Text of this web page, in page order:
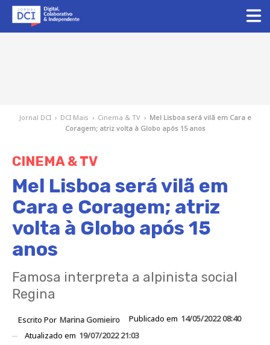
Jornal DCI › DCI Mais › Cinema & TV › Mel Lisboa será vilã em Cara e
Coragem; atriz volta à Globo após 15 anos
CINEMA & TV
Mel Lisboa será vilã em
Cara e Coragem; atriz
volta à Globo após 15
anos
Famosa interpreta a alpinista social
Regina
Escrito Por Marina Gomieiro Publicado em 14/05/2022 08:40
Atualizado em 19/07/2022 21:03